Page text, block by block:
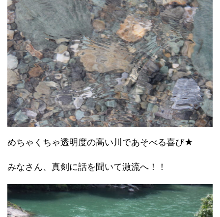
めちゃくちゃ透明度の高い川であそべる喜び★
みなさん、真剣に話を聞いて激流へ！！